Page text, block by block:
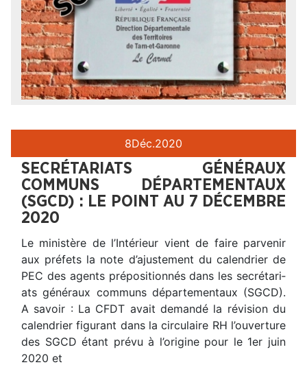
8Déc.2020
SECRÉTARIATS GÉNÉRAUX
COMMUNS DÉPARTEMENTAUX
(SGCD) : LE POINT AU 7 DÉCEMBRE
2020
Le ministère de l’Intérieur vient de faire parvenir
aux préfets la note d’ajustement du calendrier de
PEC des agents prépositionnés dans les secré­tari­
ats généraux com­muns départe­men­taux (SGCD).
A savoir : La CFDT avait demandé la révision du
calendrier figurant dans la circulaire RH l’ouverture
des SGCD étant prévu à l’origine pour le 1er juin
2020 et